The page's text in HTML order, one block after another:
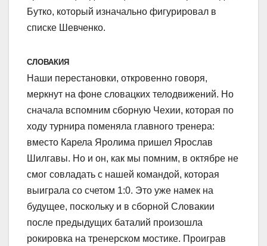
Бутко, который изначально фигурировал в
списке Шевченко.
СЛОВАКИЯ
Наши перестановки, откровенно говоря,
меркнут на фоне словацких телодвижений. Но
сначала вспомним сборную Чехии, которая по
ходу турнира поменяла главного тренера:
вместо Карела Яролима пришел Ярослав
Шилгавы. Но и он, как мы помним, в октябре не
смог совладать с нашей командой, которая
выиграла со счетом 1:0. Это уже намек на
будущее, поскольку и в сборной Словакии
после предыдущих баталий произошла
рокировка на тренерском мостике. Проиграв